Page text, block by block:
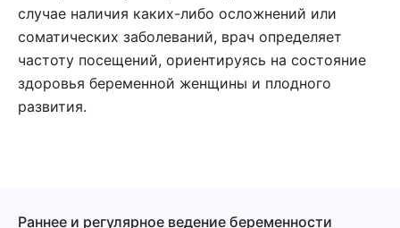
случае наличия каких-либо осложнений или
соматических заболеваний, врач определяет
частоту посещений, ориентируясь на состояние
здоровья беременной женщины и плодного
развития.
Раннее и регулярное ведение беременности